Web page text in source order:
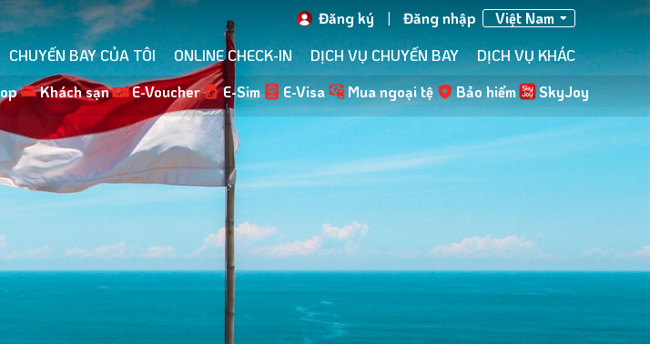
Đăng ký | Đăng nhập
Việt Nam
CHUYẾN BAY CỦA TÔI
ONLINE CHECK-IN DỊCH VỤ CHUYẾN BAY
DỊCH VỤ KHÁC
Khách sạn E-Voucher E-Sim E-Visa Mua ngoại tệ Bảo hiểm SkyJoy